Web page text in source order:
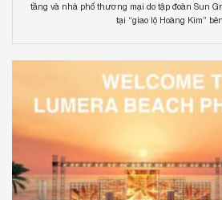
tầng và nhà phố thương mại do tập đoàn Sun
tại “giao lộ Hoàng Kim” bên